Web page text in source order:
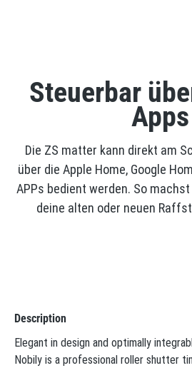
Steuerbar
Apps
Die ZS matter kann direkt am
über die Apple Home, Google
APPs bedient werden. So
deine alten oder neuen
Description
Elegant in design and optimally
Nobily is a professional roller shutter